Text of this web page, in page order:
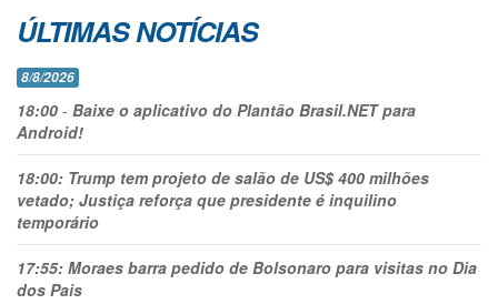
ÚLTIMAS NOTÍCIAS
8/8/2026
18:00 - Baixe o aplicativo do Plantão Brasil.NET para
Android!
18:00: Trump tem projeto de salão de US$ 400 milhões
vetado; Justiça reforça que presidente é inquilino
temporário
17:55: Moraes barra pedido de Bolsonaro para visitas no Dia
dos Pais